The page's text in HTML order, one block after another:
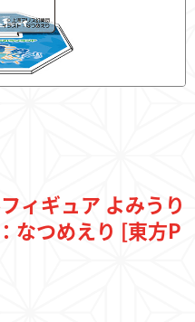
ィギュア よみうり
なつめえり [東方P